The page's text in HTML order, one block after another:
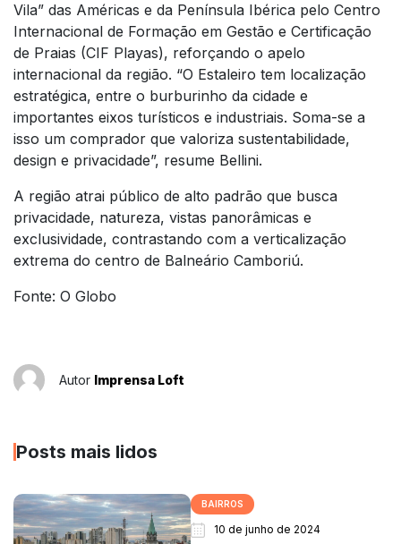
Vila” das Américas e da Península Ibérica pelo Centro
Internacional de Formação em Gestão e Certificação
de Praias (CIF Playas), reforçando o apelo
internacional da região. “O Estaleiro tem localização
estratégica, entre o burburinho da cidade e
importantes eixos turísticos e industriais. Soma-se a
isso um comprador que valoriza sustentabilidade,
design e privacidade”, resume Bellini.
A região atrai público de alto padrão que busca
privacidade, natureza, vistas panorâmicas e
exclusividade, contrastando com a verticalização
extrema do centro de Balneário Camboriú.
Fonte: O Globo
Autor Imprensa Loft
Posts mais lidos
BAIRROS
10 de junho de 2024